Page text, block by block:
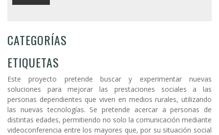
CATEGORÍAS
ETIQUETAS
Este proyecto pretende buscar y experimentar nuevas
soluciones para mejorar las prestaciones sociales a las
personas dependientes que viven en medios rurales, utilizando
las nuevas tecnologías. Se pretende acercar a personas de
distintas edades, permitiendo no solo la comunicación mediante
videoconferencia entre los mayores que, por su situación social